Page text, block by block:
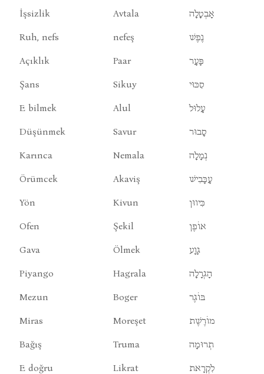
İşsizlik Avtala אָבְטָלָה
Ruh, nefs nefeş נֶפֶשׁ
Açıklık Paar פָּעָר
Şans Sikuy סִכּוּי
E bilmek Alul עָלוּל
Düşünmek Savur סָבוּר
Karınca Nemala נְמָלָה
Örümcek Akaviş עָכָּבִישׁ
Yön Kivun כִּיווּן
Ofen Şekil אוֹפֶן
Gava Ölmek גָוָע
Piyango Hagrala הָגְרָלָה
Mezun Boger בּוֹגֶר
Miras Moreşet מוֹרֶשֶׁת
Bağış Truma תְרוּמָה
E doğru Likrat לִקְרָאת